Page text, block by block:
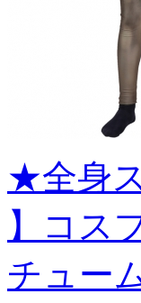
★全身
】コス
チュー